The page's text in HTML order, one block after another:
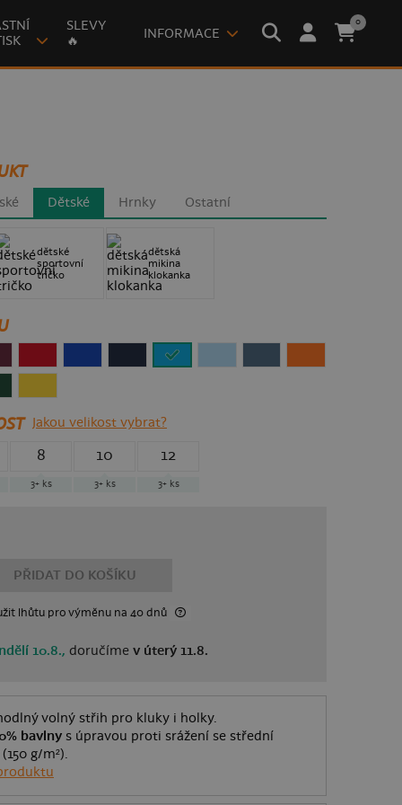
SLEVY
🔥
INFORMACE
0
Dětské Hrnky Ostatní
dětské
sportovní
tričko
dětská
mikina
klokanka
Jakou velikost vybrat?
8
3+ ks
10
3+ ks
12
3+ ks
PŘIDAT DO KOŠÍKU
lhůtu pro výměnu na 40 dnů
10.8., doručíme v úterý 11.8.
volný střih pro kluky i holky.
bavlny s úpravou proti srážení se střední
g/m²).